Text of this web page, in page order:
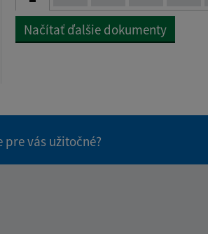
Načítať ďalšie dokumenty
vás užitočné?